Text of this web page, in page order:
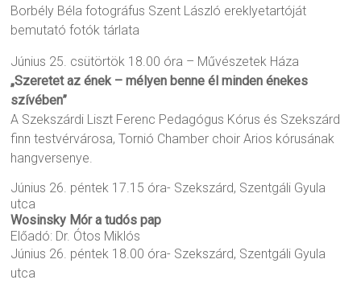
Borbély Béla fotográfus Szent László ereklyetartóját
bemutató fotók tárlata
Június 25. csütörtök 18.00 óra – Művészetek Háza
„Szeretet az ének – mélyen benne él minden énekes
szívében”
A Szekszárdi Liszt Ferenc Pedagógus Kórus és Szekszárd
finn testvérvárosa, Tornió Chamber choir Arios kórusának
hangversenye.
Június 26. péntek 17.15 óra- Szekszárd, Szentgáli Gyula
utca
Wosinsky Mór a tudós pap
Előadó: Dr. Ótos Miklós
Június 26. péntek 18.00 óra- Szekszárd, Szentgáli Gyula
utca